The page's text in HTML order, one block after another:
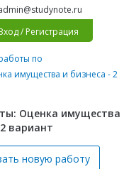
/ Регистрация
по
имущества и бизнеса - 2
Оценка имущества
вариант
новую работу